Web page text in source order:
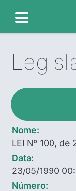
Nome:
LEI Nº 100, de
Data:
23/05/1990
Número: